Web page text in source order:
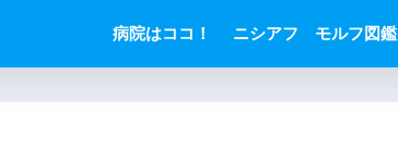
病院はココ！ ニシアフ モルフ図鑑